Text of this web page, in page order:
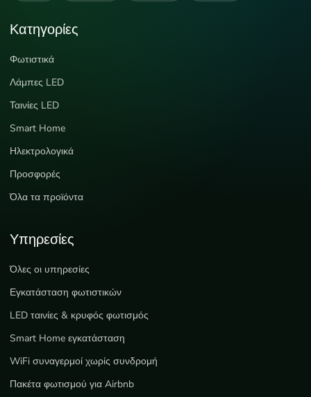
Κατηγορίες
Φωτιστικά
Λάμπες LED
Ταινίες LED
Smart Home
Ηλεκτρολογικά
Προσφορές
Όλα τα προϊόντα
Υπηρεσίες
Όλες οι υπηρεσίες
Εγκατάσταση φωτιστικών
LED ταινίες & κρυφός φωτισμός
Smart Home εγκατάσταση
WiFi συναγερμοί χωρίς συνδρομή
Πακέτα φωτισμού για Airbnb